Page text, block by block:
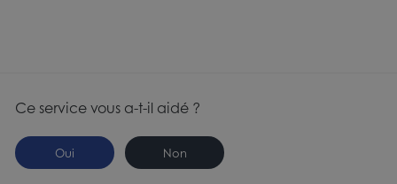
Ce service vous a-t-il aidé ?
Oui Non